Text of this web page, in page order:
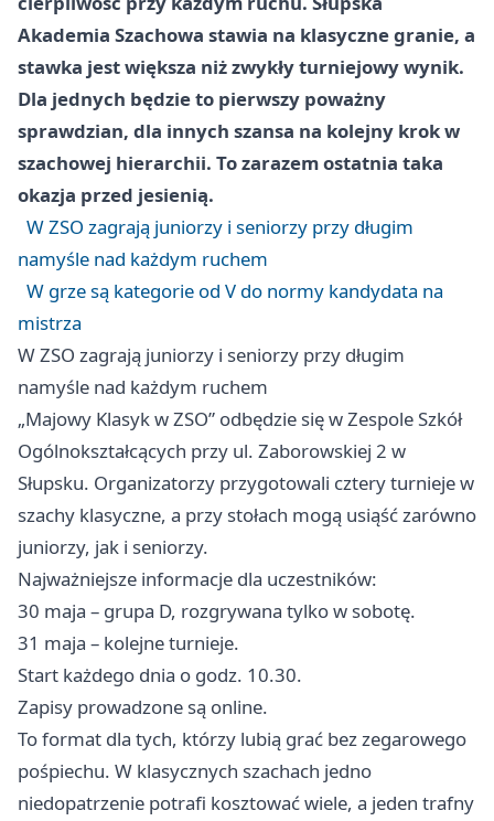
Akademia Szachowa stawia na klasyczne granie, a
stawka jest większa niż zwykły turniejowy wynik.
Dla jednych będzie to pierwszy poważny
sprawdzian, dla innych szansa na kolejny krok w
szachowej hierarchii. To zarazem ostatnia taka
okazja przed jesienią.
W ZSO zagrają juniorzy i seniorzy przy długim
namyśle nad każdym ruchem
W grze są kategorie od V do normy kandydata na
mistrza
W ZSO zagrają juniorzy i seniorzy przy długim
namyśle nad każdym ruchem
„Majowy Klasyk w ZSO” odbędzie się w Zespole Szkół
Ogólnokształcących przy ul. Zaborowskiej 2 w
Słupsku. Organizatorzy przygotowali cztery turnieje w
szachy klasyczne, a przy stołach mogą usiąść zarówno
juniorzy, jak i seniorzy.
Najważniejsze informacje dla uczestników:
30 maja – grupa D, rozgrywana tylko w sobotę.
31 maja – kolejne turnieje.
Start każdego dnia o godz. 10.30.
Zapisy prowadzone są online.
To format dla tych, którzy lubią grać bez zegarowego
pośpiechu. W klasycznych szachach jedno
niedopatrzenie potrafi kosztować wiele, a jeden trafny